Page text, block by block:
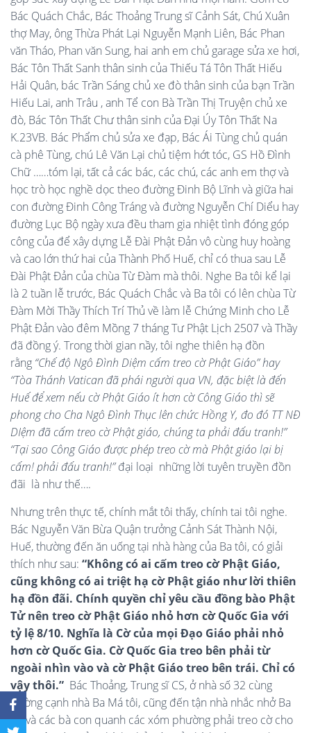
Bác Quách Chắc, Bác Thoảng Trung sĩ Cảnh Sát, Chú Xuân
thợ May, ông Thừa Phát Lại Nguyễn Mạnh Liên, Bác Phan
văn Tháo, Phan văn Sung, hai anh em chủ garage sửa xe hơi,
Bác Tôn Thất Sanh thân sinh của Thiếu Tá Tôn Thất Hiếu
Hải Quân, bác Trần Sáng chủ xe đò thân sinh của bạn Trần
Hiếu Lai, anh Trâu , anh Tể con Bà Trần Thị Truyện chủ xe
đò, Bác Tôn Thất Chư thân sinh của Đại Úy Tôn Thất Na
K.23VB. Bác Phẩm chủ sửa xe đạp, Bác Ái Tùng chủ quán
cà phê Tùng, chú Lê Văn Lại chủ tiệm hớt tóc, GS Hồ Đình
Chữ ……tóm lại, tất cả các bác, các chú, các anh em thợ và
học trò học nghề dọc theo đường Đinh Bộ Lĩnh và giữa hai
con đường Đinh Công Tráng và đường Nguyễn Chí Diểu hay
đường Lục Bộ ngày xưa đều tham gia nhiệt tình đóng góp
công của để xây dựng Lễ Đài Phật Đản vô cùng huy hoàng
và cao lớn thứ hai của Thành Phố Huế, chỉ có thua sau Lễ
Đài Phật Đản của chùa Từ Đàm mà thôi. Nghe Ba tôi kể lại
là 2 tuần lễ trước, Bác Quách Chắc và Ba tôi có lên chùa Từ
Đàm Mời Thầy Thích Trí Thủ về làm lễ Chứng Minh cho Lễ
Phật Đản vào đêm Mồng 7 tháng Tư Phật Lịch 2507 và Thầy
đã đồng ý. Trong thời gian nầy, tôi nghe thiên hạ đồn
rằng “Chế độ Ngô Đình Diệm cấm treo cờ Phật Giáo” hay
“Tòa Thánh Vatican đã phái người qua VN, đặc biệt là đến
Huế để xem nếu cờ Phật Giáo ít hơn cờ Công Giáo thì sẽ
phong cho Cha Ngô Đình Thục lên chức Hồng Y, đo đó TT NĐ
DIệm đã cấm treo cờ Phật giáo, chúng ta phải đấu tranh!”
“Tại sao Công Giáo được phép treo cờ mà Phật giáo lại bị
cấm! phải đấu tranh!”đại loại những lời tuyên truyền đồn
đãi là như thế….
Nhưng trên thực tế, chính mắt tôi thấy, chính tai tôi nghe.
Bác Nguyễn Văn Bừa Quận trưởng Cảnh Sát Thành Nội,
Huế, thường đến ăn uống tại nhà hàng của Ba tôi, có giải
thích như sau: “Không có ai cấm treo cờ Phật Giáo,
cũng không có ai triệt hạ cờ Phật giáo như lời thiên
hạ đồn đãi. Chính quyền chỉ yêu cầu đồng bào Phật
Tử nên treo cờ Phật Giáo nhỏ hơn cờ Quốc Gia với
tỷ lệ 8/10. Nghĩa là Cờ của mọi Đạo Giáo phải nhỏ
hơn cờ Quốc Gia. Cờ Quốc Gia treo bên phải từ
ngoài nhìn vào và cờ Phật Giáo treo bên trái. Chỉ có
vậy thôi.” Bác Thoảng, Trung sĩ CS, ở nhà số 32 cùng
đường cạnh nhà Ba Má tôi, cũng đến tận nhà nhắc nhở Ba
tôi và các bà con quanh các xóm phường phải treo cờ cho